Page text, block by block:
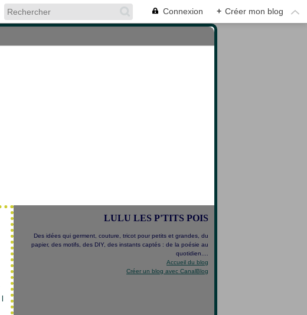
Connexion + Créer mon blog
LULU LES P'TITS POIS
Des idées qui germent, couture, tricot pour petits et grandes, du
papier, des motifs, des DIY, des instants captés : de la poésie au
quotidien....
Accueil du blog
Créer un blog avec CanalBlog